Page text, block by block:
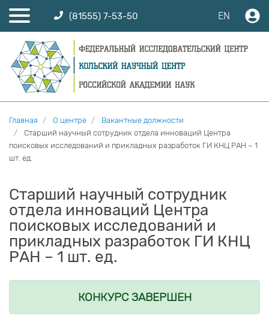
(81555) 7-53-50 EN
Главная О центре
Вакантные должности
Старший научный сотрудник отдела инноваций Центра
поисковых исследований и прикладных разработок ГИ КНЦ РАН – 1
шт. ед.
Старший научный сотрудник
отдела инноваций Центра
поисковых исследований и
прикладных разработок ГИ КНЦ
РАН – 1 шт. ед.
КОНКУРС ЗАВЕРШЕН